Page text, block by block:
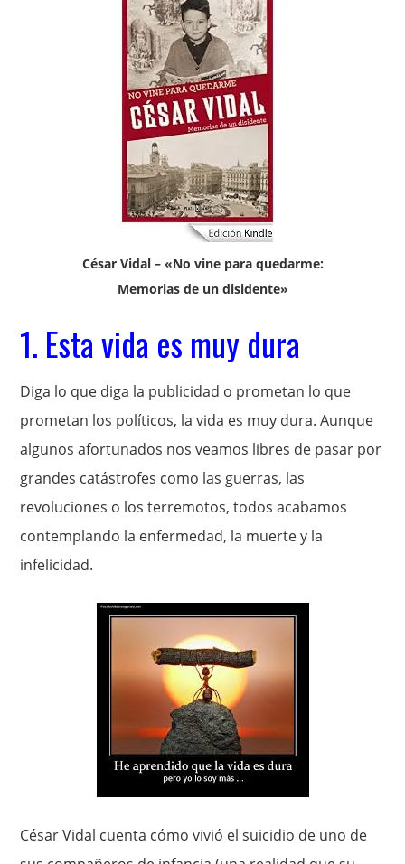
César Vidal – «No vine para quedarme:
Memorias de un disidente»
1. Esta vida es muy dura
Diga lo que diga la publicidad o prometan lo que
prometan los políticos, la vida es muy dura. Aunque
algunos afortunados nos veamos libres de pasar por
grandes catástrofes como las guerras, las
revoluciones o los terremotos, todos acabamos
contemplando la enfermedad, la muerte y la
infelicidad.
César Vidal cuenta cómo vivió el suicidio de uno de